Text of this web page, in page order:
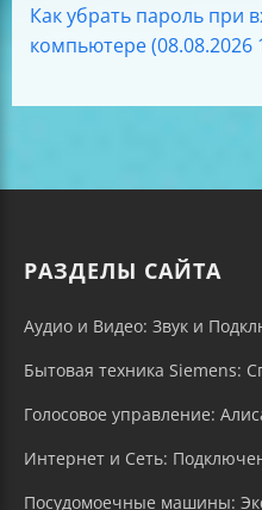
Как убрать пароль при
компьютере (08.08.2026
РАЗДЕЛЫ САЙТА
Аудио и Видео: Звук и
Бытовая техника Siemens:
Голосовое управление:
Интернет и Сеть:
Посудомоечные машины: